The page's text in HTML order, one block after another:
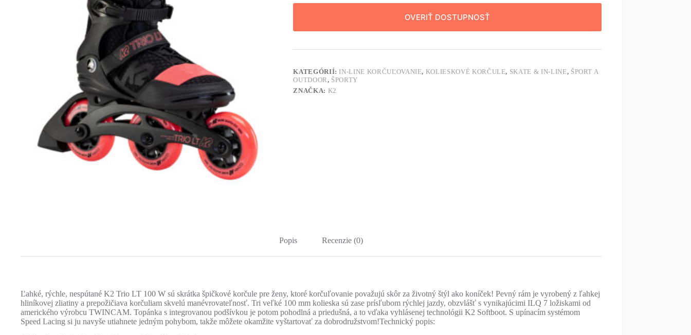
OVERIŤ DOSTUPNOSŤ
KATEGÓRIÍ: IN-LINE KORČUĽOVANIE, KOLIESKOVÉ KORČULE, SKATE & IN-LINE, ŠPORT A
OUTDOOR, ŠPORTY
ZNAČKA: K2
Popis Recenzie (0)
Ľahké, rýchle, nespútané K2 Trio LT 100 W sú skrátka špičkové korčule pre ženy, ktoré korčuľovanie považujú skôr za životný štýl ako koníček! Pevný rám je vyrobený z ľahkej
hliníkovej zliatiny a prepožičiava korčuliam skvelú manévrovateľnosť. Tri veľké 100 mm kolieska sú zase prísľubom rýchlej jazdy, obzvlášť s vynikajúcimi ILQ 7 ložiskami od
amerického výrobcu TWINCAM. Topánka s integrovanou podšívkou je potom pohodlná a priedušná, a to vďaka vyhlásenej technológii K2 Softboot. S upínacím systémom
Speed Lacing si ju navyše utiahnete jedným pohybom, takže môžete okamžite vyštartovať za dobrodružstvom!Technický popis: